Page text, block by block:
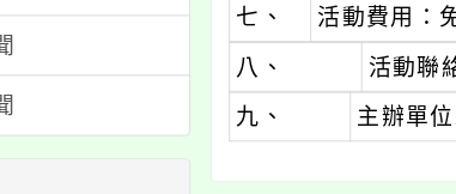
七、
活動費用：
八、
活動聯
九、
主辦單